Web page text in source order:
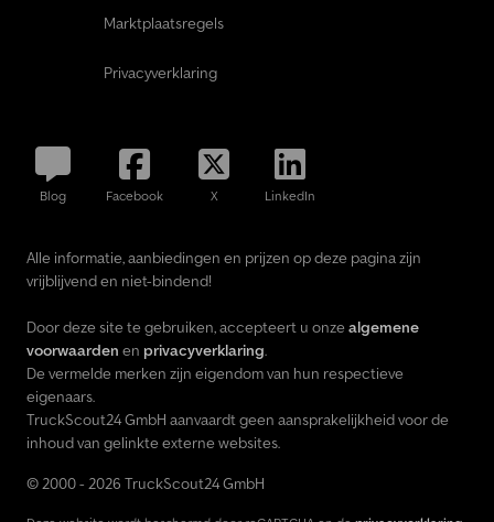
Marktplaatsregels
Privacyverklaring
Blog Facebook X LinkedIn
Alle informatie, aanbiedingen en prijzen op deze pagina zijn
vrijblijvend en niet-bindend!
Door deze site te gebruiken, accepteert u onze algemene
voorwaarden en privacyverklaring.
De vermelde merken zijn eigendom van hun respectieve
eigenaars.
TruckScout24 GmbH aanvaardt geen aansprakelijkheid voor de
inhoud van gelinkte externe websites.
© 2000 - 2026 TruckScout24 GmbH